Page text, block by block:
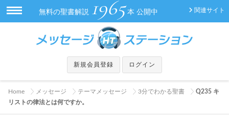
関連サイト
無料の聖書解説 1965 本 公開中
新規会員登録 ログイン
Home メッセージ テーマメッセージ 3分でわかる聖書
Q235 キ
リストの律法とは何ですか。